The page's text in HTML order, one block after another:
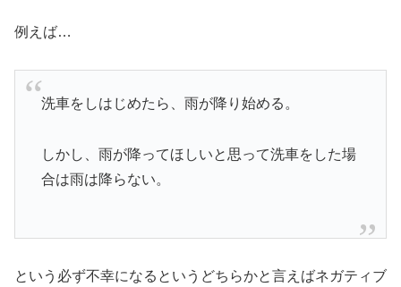
例えば…
洗車をしはじめたら、雨が降り始める。
しかし、雨が降ってほしいと思って洗車をした場
合は雨は降らない。
という必ず不幸になるというどちらかと言えばネガティブ